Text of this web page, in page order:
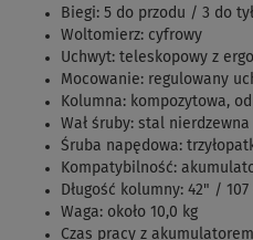
Biegi: 5 do przodu / 3 do
Woltomierz: cyfrowy
Uchwyt: teleskopowy z
Mocowanie: regulowany
Kolumna: kompozytowa,
Wał śruby: stal nierdzewna
Śruba napędowa:
Kompatybilność:
Długość kolumny: 42" / 107
Waga: około 10,0 kg
Czas pracy z